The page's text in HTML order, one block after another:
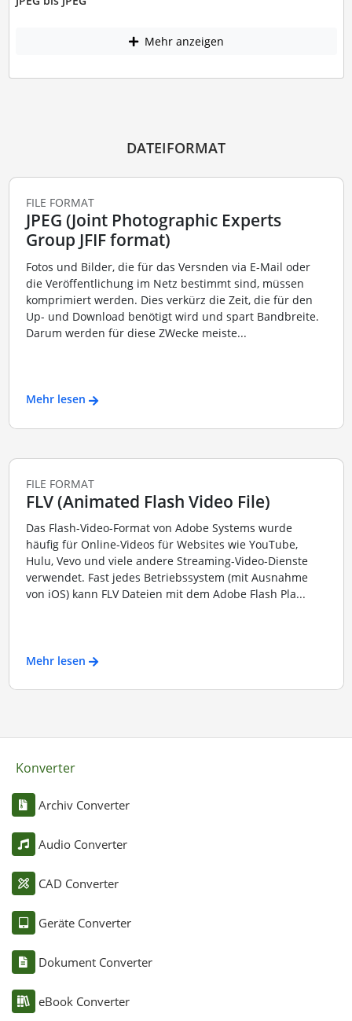
Mehr anzeigen
DATEIFORMAT
FILE FORMAT
JPEG (Joint Photographic Experts
Group JFIF format)
Fotos und Bilder, die für das Versnden via E-Mail oder
die Veröffentlichung im Netz bestimmt sind, müssen
komprimiert werden. Dies verkürz die Zeit, die für den
Up- und Download benötigt wird und spart Bandbreite.
Darum werden für diese ZWecke meiste...
Mehr lesen
FILE FORMAT
FLV (Animated Flash Video File)
Das Flash-Video-Format von Adobe Systems wurde
häufig für Online-Videos für Websites wie YouTube,
Hulu, Vevo und viele andere Streaming-Video-Dienste
verwendet. Fast jedes Betriebssystem (mit Ausnahme
von iOS) kann FLV Dateien mit dem Adobe Flash Pla...
Mehr lesen
Konverter
Archiv Converter
Audio Converter
CAD Converter
Geräte Converter
Dokument Converter
eBook Converter